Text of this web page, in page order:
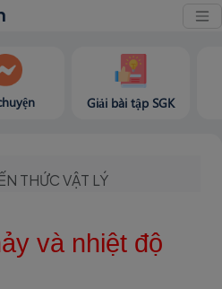
Giải bài tập SGK
THỨC VẬT LÝ
và nhiệt độ